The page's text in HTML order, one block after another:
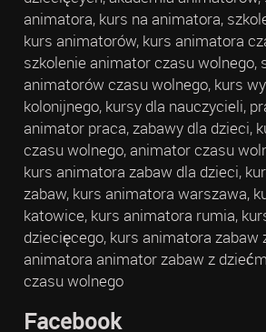
animatora, kurs na animatora,
kurs animatorów, kurs animatora
szkolenie animator czasu wolnego,
animatorów czasu wolnego, kurs
kolonijnego, kursy dla nauczycieli,
animator praca, zabawy dla dzieci,
czasu wolnego, animator czasu
kurs animatora zabaw dla dzieci,
zabaw, kurs animatora warszawa,
katowice, kurs animatora rumia,
dziecięcego, kurs animatora zabaw
animatora animator zabaw z
czasu wolnego
Facebook